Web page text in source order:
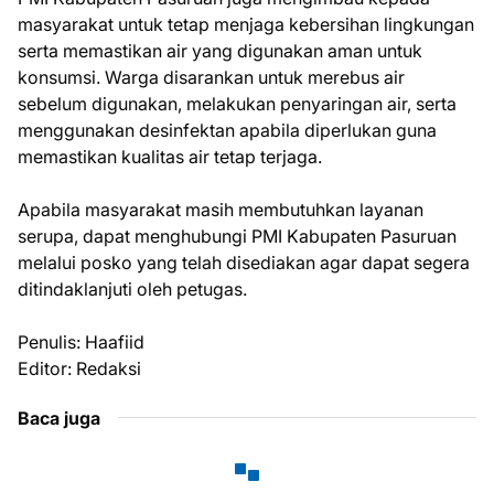
masyarakat untuk tetap menjaga kebersihan lingkungan
serta memastikan air yang digunakan aman untuk
konsumsi. Warga disarankan untuk merebus air
sebelum digunakan, melakukan penyaringan air, serta
menggunakan desinfektan apabila diperlukan guna
memastikan kualitas air tetap terjaga.
Apabila masyarakat masih membutuhkan layanan
serupa, dapat menghubungi PMI Kabupaten Pasuruan
melalui posko yang telah disediakan agar dapat segera
ditindaklanjuti oleh petugas.
Penulis: Haafiid
Editor: Redaksi
Baca juga